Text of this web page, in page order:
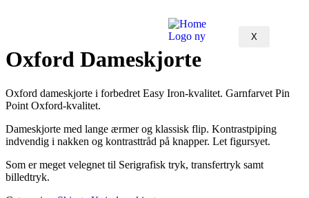
X
Oxford Dameskjorte
Oxford dameskjorte i forbedret Easy Iron-kvalitet. Garnfarvet Pin
Point Oxford-kvalitet.
Dameskjorte med lange ærmer og klassisk flip. Kontrastpiping
indvendig i nakken og kontrasttråd på knapper. Let figursyet.
Som er meget velegnet til Serigrafisk tryk, transfertryk samt
billedtryk.